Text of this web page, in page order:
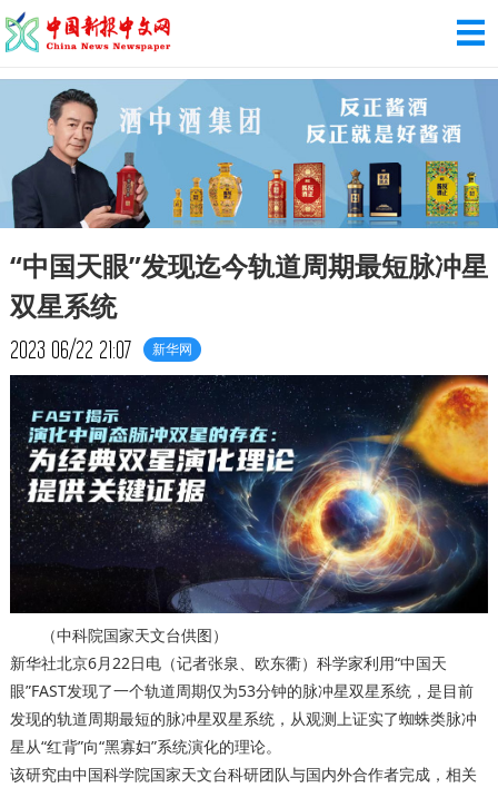
“中国天眼”发现迄今轨道周期最短脉冲星
双星系统
2023 06/22 21:07 新华网
（中科院国家天文台供图）
新华社北京6月22日电（记者张泉、欧东衢）科学家利用“中国天
眼”FAST发现了一个轨道周期仅为53分钟的脉冲星双星系统，是目前
发现的轨道周期最短的脉冲星双星系统，从观测上证实了蜘蛛类脉冲
星从“红背”向“黑寡妇”系统演化的理论。
该研究由中国科学院国家天文台科研团队与国内外合作者完成，相关